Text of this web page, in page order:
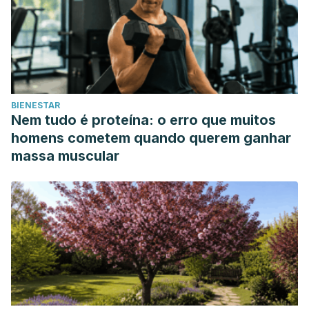
Frontiers in Nutrition, 9
https://www.ncbi.nlm.nih.gov/pmc/articles/PMC9583540/
Jin, Y., Chen, L., Yu, Y., Hussain, M., & Zhong, H. (2023).
Bioactive Components in Fruit Interact with Gut Microbes.
Biology, 12(10).
https://www.ncbi.nlm.nih.gov/pmc/articles/PMC10604038/
Lakshmanan, A., Mingione, A., Pivari, F., Dogliotti, E.,
Brasacchio, C., Murugesan, S., Cusi, D., Lazzaroni, M.,
microbiota: The effects of a fruits and vegetables
supplement.Frontiers in Nutrition,9.
https://www.ncbi.nlm.nih.gov/pmc/articles/PMC9537686/
Mandalari, G., Gervasi, T., Rosenberg, D., Lapsley, K., &
Baer, D. (2023). Effect of Nuts on Gastrointestinal Health.
Nutrients, 15(7).
https://www.ncbi.nlm.nih.gov/pmc/articles/PMC10096892/
BIENESTAR
Nem tudo é proteína: o erro que muitos
homens cometem quando querem ganhar
massa muscular